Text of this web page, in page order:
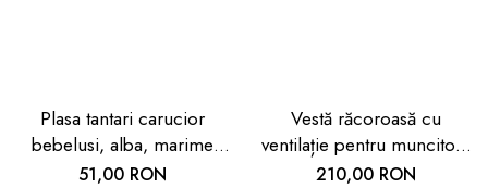
Plasa tantari carucior
bebelusi, alba, marime
universala, Reer BiteSafe
51,00 RON
Vestă răcoroasă cu
ventilație pentru muncitori,
sportivi și HORECA
210,00 RON